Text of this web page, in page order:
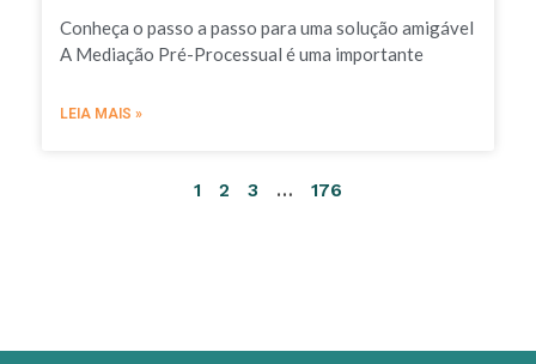
Conheça o passo a passo para uma solução amigável
A Mediação Pré-Processual é uma importante
LEIA MAIS »
1 2 3 … 176